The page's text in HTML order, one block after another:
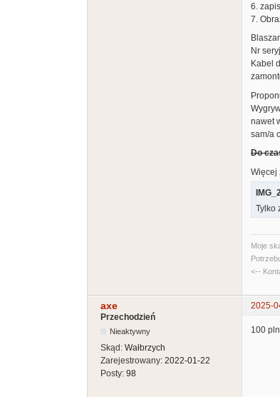
6.
7.
Nr
Kabel
nawet
sam/a
Do
Więcej
Tylko
Moje
<--
axe
2025-
Przechodzień
Nieaktywny
Skąd: Wałbrzych
Zarejestrowany: 2022-01-22
Posty: 98
100 pln